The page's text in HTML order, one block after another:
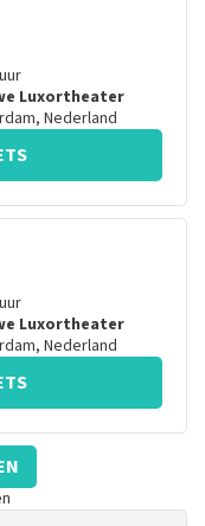
uur
Luxortheater
, Nederland
uur
Luxortheater
, Nederland